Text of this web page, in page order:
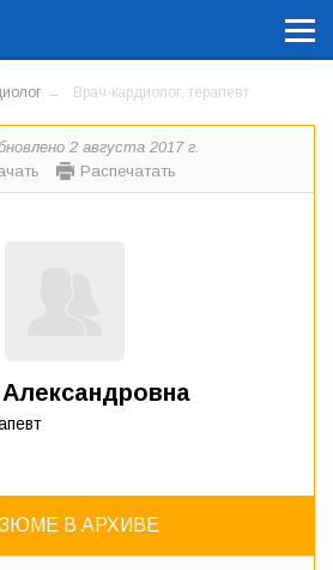
Врач-кардиолог, терапевт
2 августа 2017 г.
Распечатать
В АРХИВЕ